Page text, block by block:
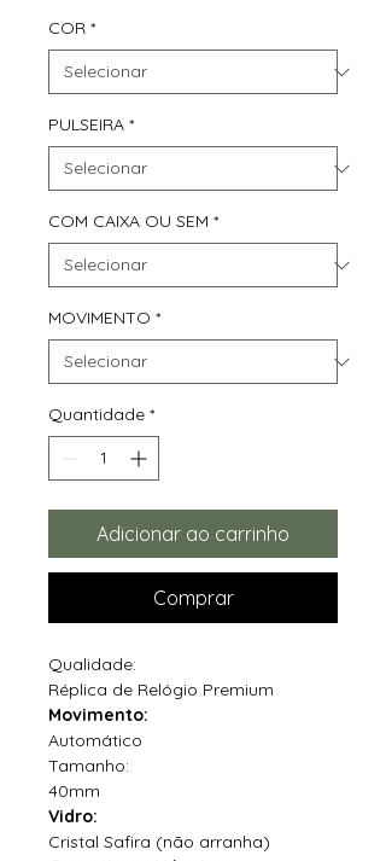
COR *
PULSEIRA *
COM CAIXA OU SEM *
MOVIMENTO *
Quantidade *
Adicionar ao carrinho
Comprar
Qualidade:
Réplica de Relógio Premium
Movimento:
Automático
Tamanho:
40mm
Vidro:
Cristal Safira (não arranha)